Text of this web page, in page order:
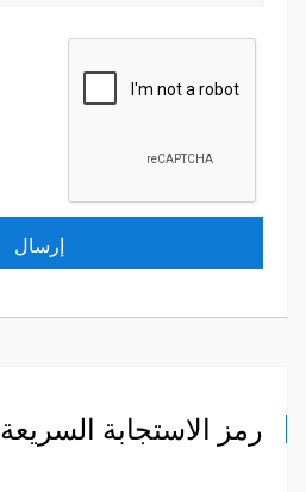
رمز الاستجابة السريعة